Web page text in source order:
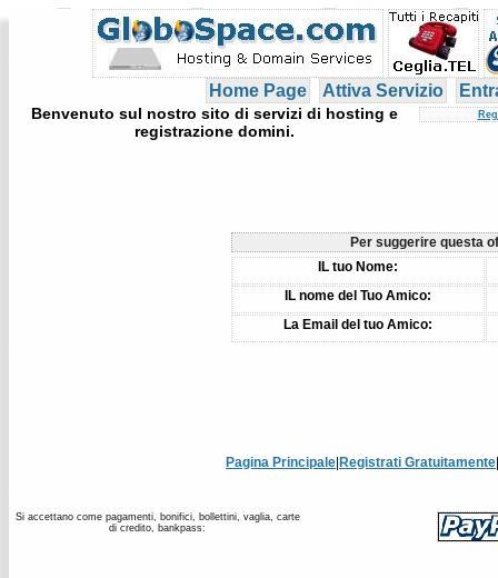
Home Page Attiva Servizio
Benvenuto sul nostro sito di servizi di hosting e
registrazione domini.
Per suggerire questa
IL tuo Nome:
IL nome del Tuo Amico:
La Email del tuo Amico:
Pagina Principale Registrati Gratuitamente
Si accettano come pagamenti, bonifici, bollettini, vaglia, carte
di credito, bankpass: